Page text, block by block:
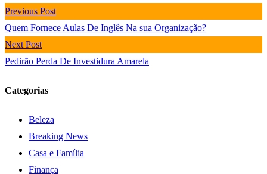
Previous Post
Quem Fornece Aulas De Inglês Na sua Organização?
Next Post
Pedirão Perda De Investidura Amarela
Categorias
Beleza
Breaking News
Casa e Família
Finança